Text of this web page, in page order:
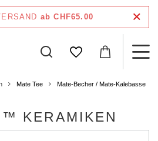
ab CHF65.00
Mate Tee Mate‑Becher / Mate-Kalebasse
KERAMIKEN